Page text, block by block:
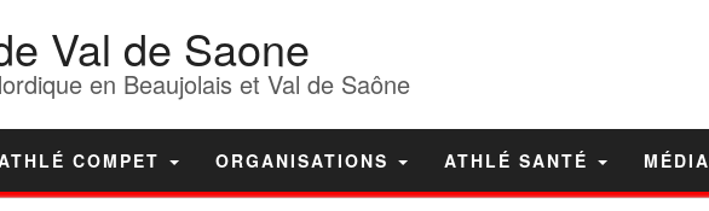
Val de Saone
en Beaujolais et Val de Saône
COMPET ORGANISATIONS ATHLÉ SANTÉ MÉDIA